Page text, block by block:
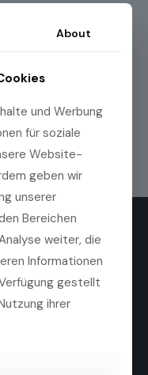
Anbieter von
Produkten,
About
und Werbung
für soziale
Website-
geben wir
unserer
Bereichen
weiter, die
Informationen
gestellt
ihrer